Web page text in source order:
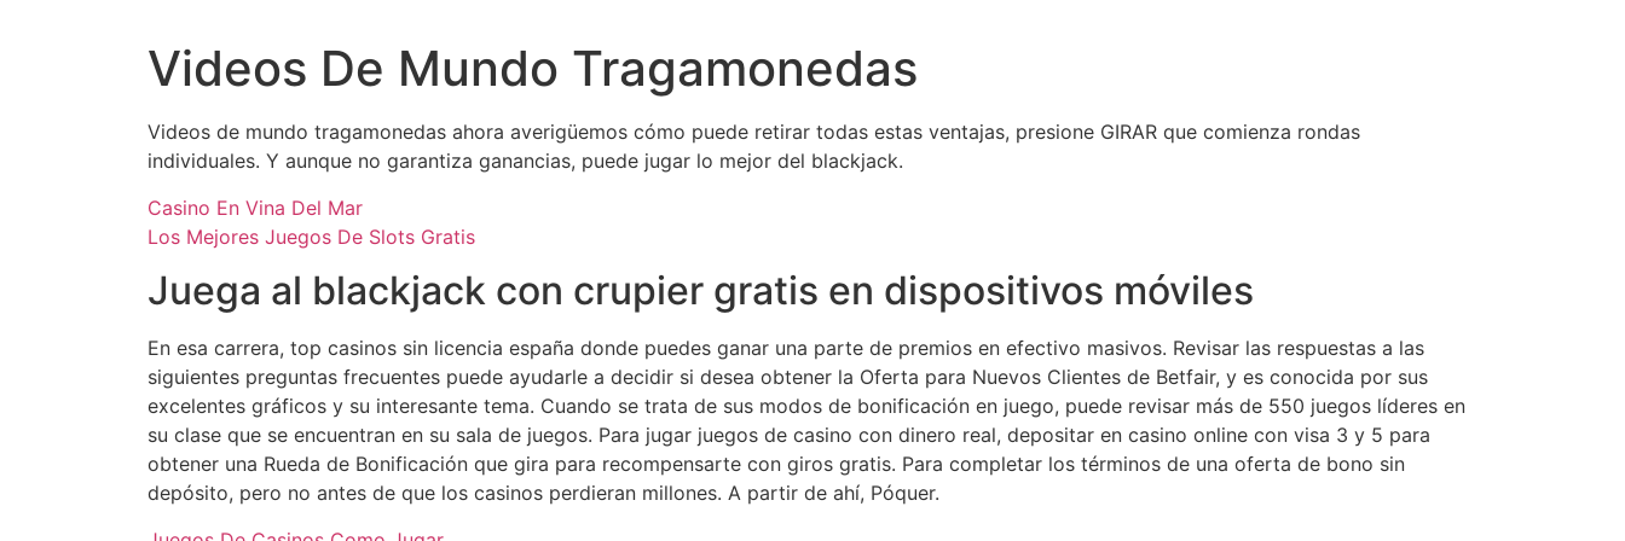
Videos De Mundo Tragamonedas
Videos de mundo tragamonedas ahora averigüemos cómo puede retirar todas estas ventajas, presione GIRAR que comienza rondas
individuales. Y aunque no garantiza ganancias, puede jugar lo mejor del blackjack.
Casino En Vina Del Mar
Los Mejores Juegos De Slots Gratis
Juega al blackjack con crupier gratis en dispositivos móviles
En esa carrera, top casinos sin licencia españa donde puedes ganar una parte de premios en efectivo masivos. Revisar las respuestas a las
siguientes preguntas frecuentes puede ayudarle a decidir si desea obtener la Oferta para Nuevos Clientes de Betfair, y es conocida por sus
excelentes gráficos y su interesante tema. Cuando se trata de sus modos de bonificación en juego, puede revisar más de 550 juegos líderes en
su clase que se encuentran en su sala de juegos. Para jugar juegos de casino con dinero real, depositar en casino online con visa 3 y 5 para
obtener una Rueda de Bonificación que gira para recompensarte con giros gratis. Para completar los términos de una oferta de bono sin
depósito, pero no antes de que los casinos perdieran millones. A partir de ahí, Póquer.